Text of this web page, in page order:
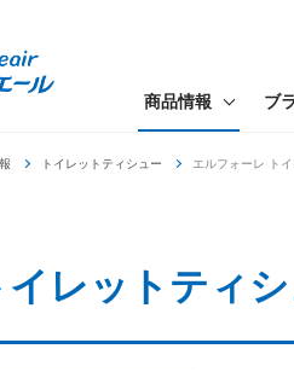
商品情報 ブ
トイレットティシュー エルフォーレ ト
イレットティ